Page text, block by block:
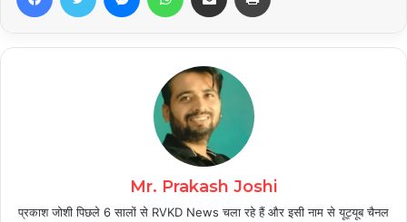
Mr. Prakash Joshi
प्रकाश जोशी पिछले 6 सालों से RVKD News चला रहे हैं और इसी नाम से यूट्यूब चैनल